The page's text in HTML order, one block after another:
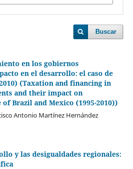
Buscar
en los gobiernos
en el desarrollo: el caso de
(Taxation and financing in
and their impact on
Brazil and Mexico (1995-2010))
Antonio Martínez Hernández
y las desigualdades regionales: